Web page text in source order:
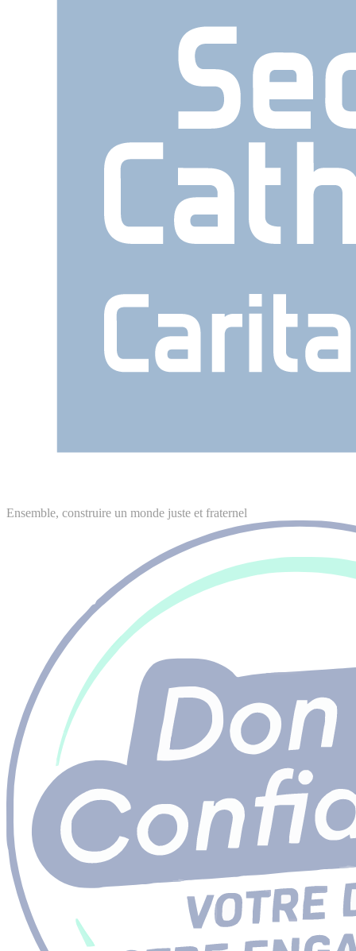
Ensemble, construire un monde juste et fraternel